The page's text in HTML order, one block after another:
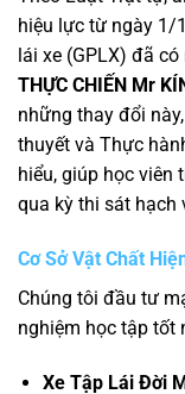
hiệu lực từ ngày 1/
lái xe (GPLX) đã
THỰC CHIẾN Mr
những thay đổi
thuyết và Thực
hiểu, giúp học viên
qua kỳ thi sát hạch
Cơ Sở Vật Chất
Chúng tôi đầu tư
nghiệm học tập tốt
Xe Tập Lái Đời